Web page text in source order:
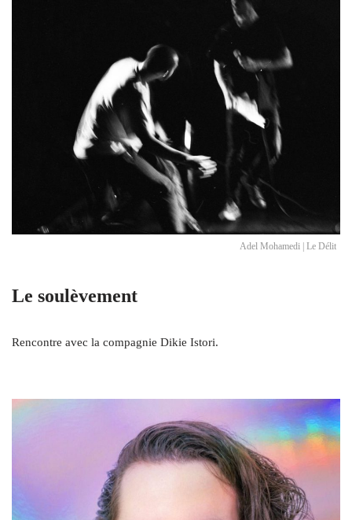
Adel Mohamedi | Le Délit
Le soulèvement
Rencontre avec la compagnie Dikie Istori.